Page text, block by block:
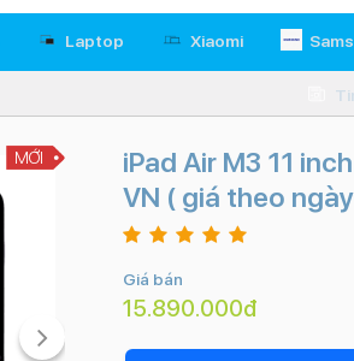
Laptop Xiaomi
MỚI
iPad Air M3 11
VN ( giá theo
Giá bán
15.890.000đ